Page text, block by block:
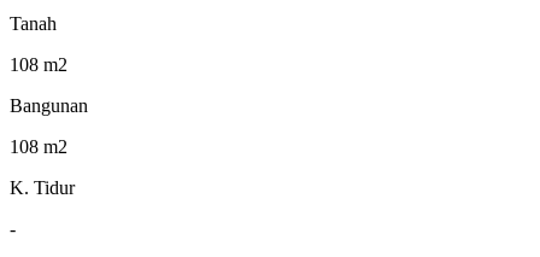
Tanah
108 m2
Bangunan
108 m2
K. Tidur
-